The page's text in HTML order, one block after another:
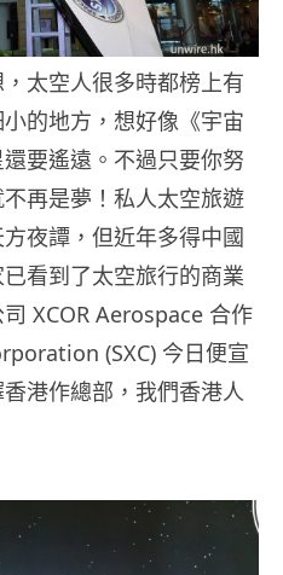
太空人很多時都榜上有
的地方，想好像《宇宙
要遙遠。不過只要你努
再是夢！私人太空旅遊
夜譚，但近年多得中國
看到了太空旅行的商業
XCOR Aerospace 合作
(SXC) 今日便宣
港作總部，我們香港人